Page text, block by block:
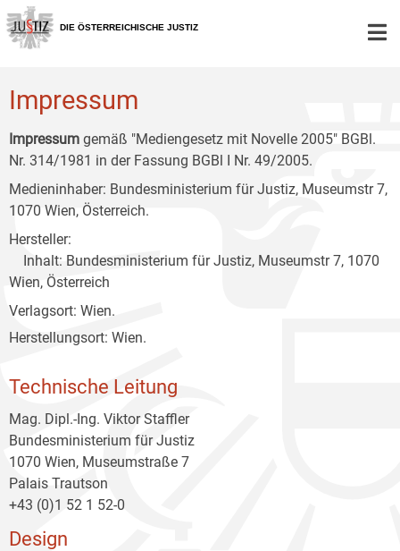
Zur
Hauptnavigation
[1]
Zum
Inhalt
[2]
Zum
Untermenü
[3]
DIE ÖSTERREICHISCHE JUSTIZ
Impressum
Impressum gemäß "Mediengesetz mit Novelle 2005" BGBl.
Nr. 314/1981 in der Fassung BGBl I Nr. 49/2005.
Medieninhaber: Bundesministerium für Justiz, Museumstr 7,
1070 Wien, Österreich.
Hersteller:
Inhalt: Bundesministerium für Justiz, Museumstr 7, 1070
Wien, Österreich
Verlagsort: Wien.
Herstellungsort: Wien.
Technische Leitung
Mag. Dipl.-Ing. Viktor Staffler
Bundesministerium für Justiz
1070 Wien, Museumstraße 7
Palais Trautson
+43 (0)1 52 1 52-0
Design